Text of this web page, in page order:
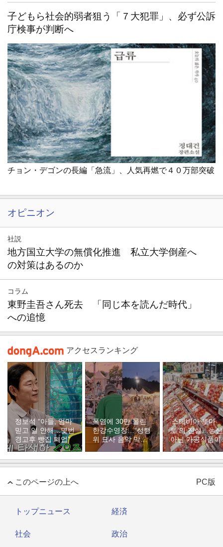
子どもら社会的弱者狙う「７大犯罪」、必ず公訴
庁検事が判断へ
チョン・デゴンの長編「急流」、人気再燃で４０万部突破
オピニオン
社説
地方国立大学の無償化推進 私立大学倒産へ
の対策はあるのか
コラム
東野圭吾さん死去 「同じ本を読んだ時代」
への追憶
アクセスランキング
정보석 “아들, 엄마
믿고 일 안해…몇번
경고후 빵집 폐업”
폭염에 30만 몰린
한강수영장…“성행
위 묘사 음악 막아
달라”
‘스테비아 토마
토’의 진실…농
아닌 가공식품이
다
このページの上へ PC版
トップニュース 経済
社会 政治